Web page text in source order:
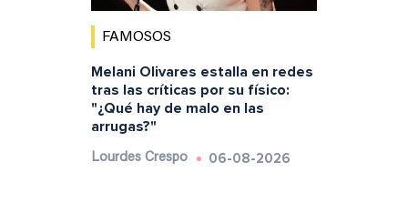
FAMOSOS
Melani Olivares estalla en redes
tras las críticas por su físico:
"¿Qué hay de malo en las
arrugas?"
Lourdes Crespo 06-08-2026